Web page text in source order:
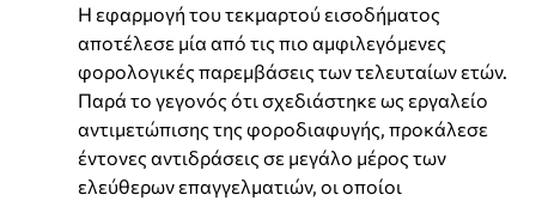
Η εφαρμογή του τεκμαρτού εισοδήματος
αποτέλεσε μία από τις πιο αμφιλεγόμενες
φορολογικές παρεμβάσεις των τελευταίων ετών.
Παρά το γεγονός ότι σχεδιάστηκε ως εργαλείο
αντιμετώπισης της φοροδιαφυγής, προκάλεσε
έντονες αντιδράσεις σε μεγάλο μέρος των
ελεύθερων επαγγελματιών, οι οποίοι